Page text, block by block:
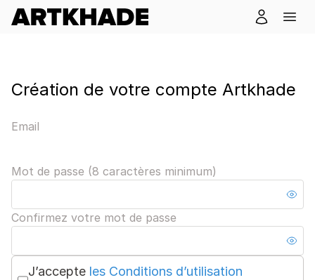
Création de votre compte Artkhade
Email
Mot de passe (8 caractères minimum)
Confirmez votre mot de passe
J’accepte les Conditions d’utilisation